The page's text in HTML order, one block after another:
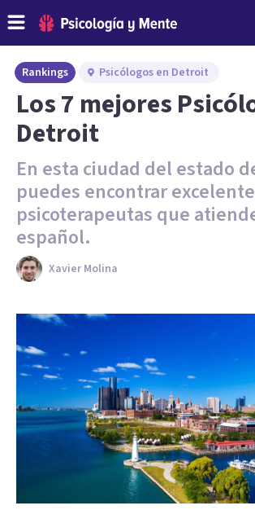
Rankings Psicólogos en Detroit
Los 7 mejores
Detroit
En esta ciudad del estado
puedes encontrar
psicoterapeutas que
español.
Xavier Molina